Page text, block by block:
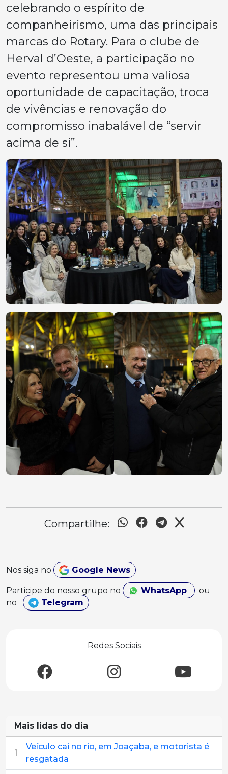
celebrando o espírito de
companheirismo, uma das principais
marcas do Rotary. Para o clube de
Herval d’Oeste, a participação no
evento representou uma valiosa
oportunidade de capacitação, troca
de vivências e renovação do
compromisso inabalável de “servir
acima de si”.
Compartilhe:
Nos siga no Google News
Participe do nosso grupo no WhatsApp
ou
no
Telegram
Redes Sociais
Mais lidas do dia
1
Veículo cai no rio, em Joaçaba, e motorista é
resgatada